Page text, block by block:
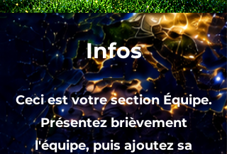
Infos
Ceci est votre section Équipe.
Présentez brièvement
l'équipe, puis ajoutez sa